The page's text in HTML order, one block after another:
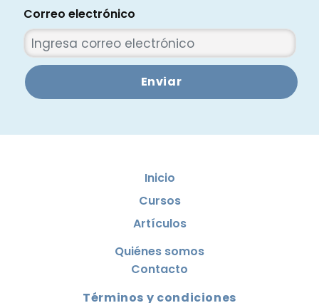
Correo electrónico
Enviar
Inicio
Cursos
Artículos
Quiénes somos
Contacto
Términos y condiciones